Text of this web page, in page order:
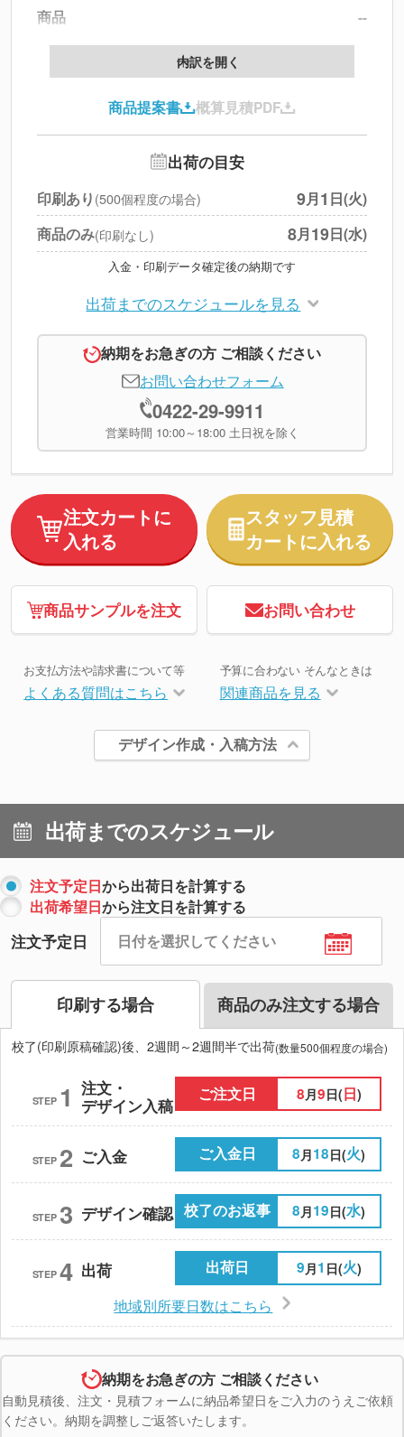
商品
--
製版代
印刷代
北海道・沖縄・離島 別途
円
※上記小計は税別です
内訳を開く
商品提案書 概算見積PDF
出荷の目安
印刷あり (500個程度の場合) 9月1 日(火)
商品のみ(印刷なし) 8月19日(水)
入金・印刷データ確定後の納期です
出荷までのスケジュールを見る
納期をお急ぎの方 ご相談ください
お問い合わせフォーム
0422-29-9911
営業時間 10:00～18:00 土日祝を除く
注文カートに
入れる
スタッフ見積
カートに入れる
商品サンプルを注文 お問い合わせ
お支払方法や請求書について等
よくある質問はこちら
予算に合わない そんなときは
関連商品を見る
デザイン作成・入稿方法
出荷までのスケジュール
注文予定日から出荷日を計算する
出荷希望日から注文日を計算する
注文予定日
印刷する場合 商品のみ注文する場合
校了(印刷原稿確認)後、2週間～2週間半で出荷(数量500個程度の場合)
STEP 1 注文・
デザイン入稿
ご注文日 8月9日(日)
STEP 2 ご入金 ご入金日 8 月18日(火)
STEP 3 デザイン確認 校了のお返事 8 月19日(水)
STEP 4 出荷 出荷日 9 月1 日(火)
地域別所要日数はこちら
納期をお急ぎの方 ご相談ください
自動見積後、注文・見積フォームに納品希望日をご入力のうえご依頼
ください。納期を調整しご返答いたします。